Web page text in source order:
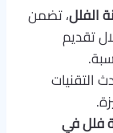
الفلل، تضمن
تقديم
التقنيات
فلل في